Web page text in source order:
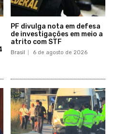
PF divulga nota em defesa
de investigações em meio a
atrito com STF
Brasil 6 de agosto de 2026